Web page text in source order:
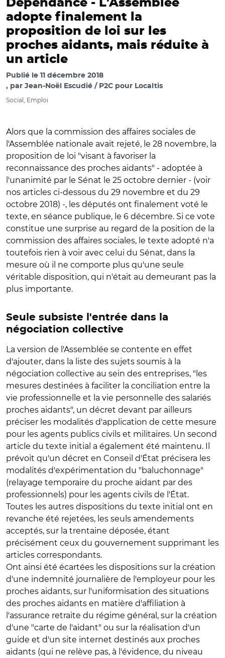
Dépendance - L'Assemblée
adopte finalement la
proposition de loi sur les
proches aidants, mais réduite à
un article
Publié le 11 décembre 2018
par Jean-Noël Escudié / P2C pour Localtis
Social, Emploi
Alors que la commission des affaires sociales de
l'Assemblée nationale avait rejeté, le 28 novembre, la
proposition de loi "visant à favoriser la
reconnaissance des proches aidants" - adoptée à
l'unanimité par le Sénat le 25 octobre dernier - (voir
nos articles ci-dessous du 29 novembre et du 29
octobre 2018) -, les députés ont finalement voté le
texte, en séance publique, le 6 décembre. Si ce vote
constitue une surprise au regard de la position de la
commission des affaires sociales, le texte adopté n'a
toutefois rien à voir avec celui du Sénat, dans la
mesure où il ne comporte plus qu'une seule
véritable disposition, qui n'était au demeurant pas la
plus importante.
Seule subsiste l'entrée dans la
négociation collective
La version de l'Assemblée se contente en effet
d'ajouter, dans la liste des sujets soumis à la
négociation collective au sein des entreprises, "les
mesures destinées à faciliter la conciliation entre la
vie professionnelle et la vie personnelle des salariés
proches aidants", un décret devant par ailleurs
préciser les modalités d'application de cette mesure
pour les agents publics civils et militaires. Un second
article du texte initial a également été maintenu. Il
prévoit qu'un décret en Conseil d'État précisera les
modalités d'expérimentation du "baluchonnage"
(relayage temporaire du proche aidant par des
professionnels) pour les agents civils de l'État.
Toutes les autres dispositions du texte initial ont en
revanche été rejetées, les seuls amendements
acceptés, sur la trentaine déposée, étant
précisément ceux du gouvernement supprimant les
articles correspondants.
Ont ainsi été écartées les dispositions sur la création
d'une indemnité journalière de l'employeur pour les
proches aidants, sur l'uniformisation des situations
des proches aidants en matière d'affiliation à
l'assurance retraite du régime général, sur la création
d'une "carte de l'aidant" ou sur la réalisation d'un
guide et d'un site internet destinés aux proches
aidants (qui ne relève pas, à l'évidence, du niveau